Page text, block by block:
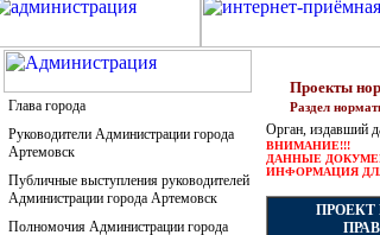
Глава города
Руководители Администрации города
Артемовск
Публичные выступления руководителей
Администрации города Артемовск
Полномочия Администрации города
Проекты
Раздел
Орган, издавший
ВНИМАНИЕ!!!
ДАННЫЕ
ИНФОРМАЦИЯ
ПРОЕКТ